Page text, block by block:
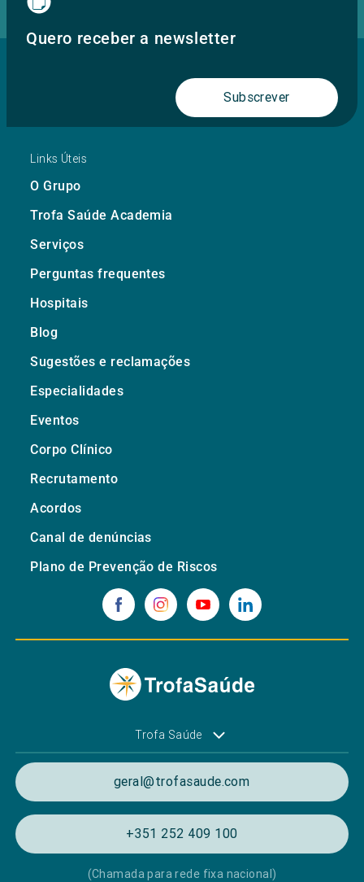
Quero receber a newsletter
Subscrever
Links Úteis
O Grupo
Trofa Saúde Academia
Serviços
Perguntas frequentes
Hospitais
Blog
Sugestões e reclamações
Especialidades
Eventos
Corpo Clínico
Recrutamento
Acordos
Canal de denúncias
Plano de Prevenção de Riscos
Trofa Saúde
geral@trofasaude.com
+351 252 409 100
(Chamada para rede fixa nacional)